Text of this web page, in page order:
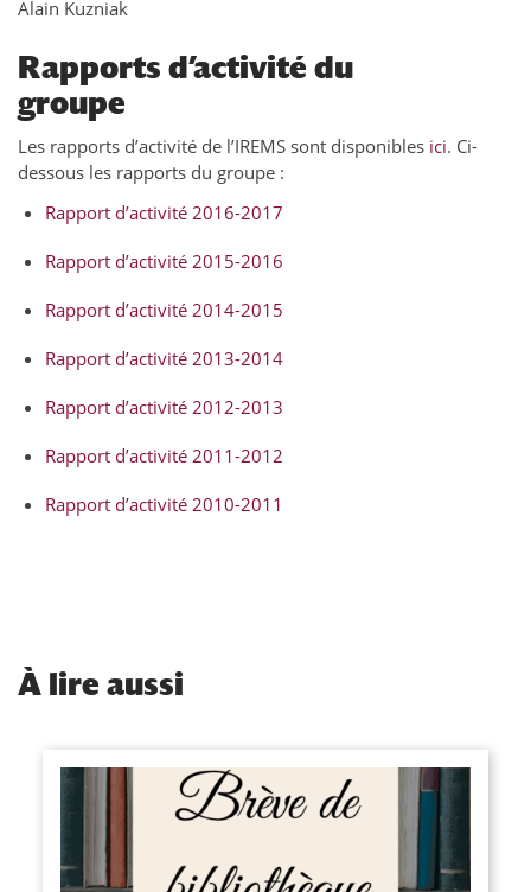
Alain Kuzniak
Rapports d’activité du
groupe
Les rapports d’activité de l’IREMS sont disponibles ici. Ci-
dessous les rapports du groupe :
Rapport d’activité 2016-2017
Rapport d’activité 2015-2016
Rapport d’activité 2014-2015
Rapport d’activité 2013-2014
Rapport d’activité 2012-2013
Rapport d’activité 2011-2012
Rapport d’activité 2010-2011
À lire aussi